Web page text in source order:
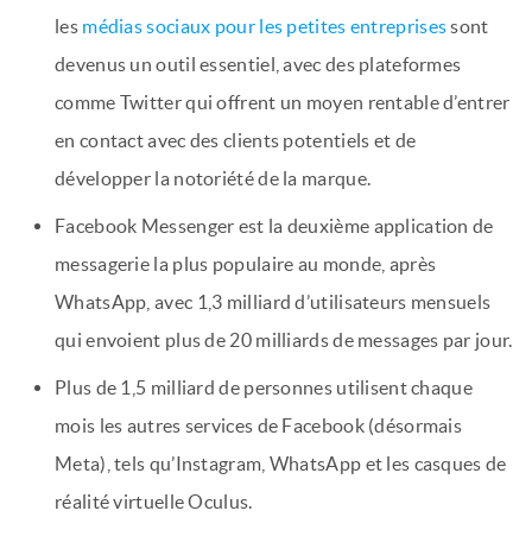
les médias sociaux pour les petites entreprisessont
devenus un outil essentiel, avec des plateformes
comme Twitter qui offrent un moyen rentable d’entrer
en contact avec des clients potentiels et de
développer la notoriété de la marque.
Facebook Messenger est la deuxième application de
messagerie la plus populaire au monde, après
WhatsApp, avec 1,3 milliard d’utilisateurs mensuels
qui envoient plus de 20 milliards de messages par jour.
Plus de 1,5 milliard de personnes utilisent chaque
mois les autres services de Facebook (désormais
Meta), tels qu’Instagram, WhatsApp et les casques de
réalité virtuelle Oculus.